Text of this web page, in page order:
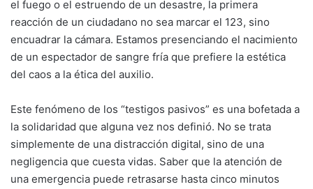
el fuego o el estruendo de un desastre, la primera
reacción de un ciudadano no sea marcar el 123, sino
encuadrar la cámara. Estamos presenciando el nacimiento
de un espectador de sangre fría que prefiere la estética
del caos a la ética del auxilio.
Este fenómeno de los “testigos pasivos” es una bofetada a
la solidaridad que alguna vez nos definió. No se trata
simplemente de una distracción digital, sino de una
negligencia que cuesta vidas. Saber que la atención de
una emergencia puede retrasarse hasta cinco minutos